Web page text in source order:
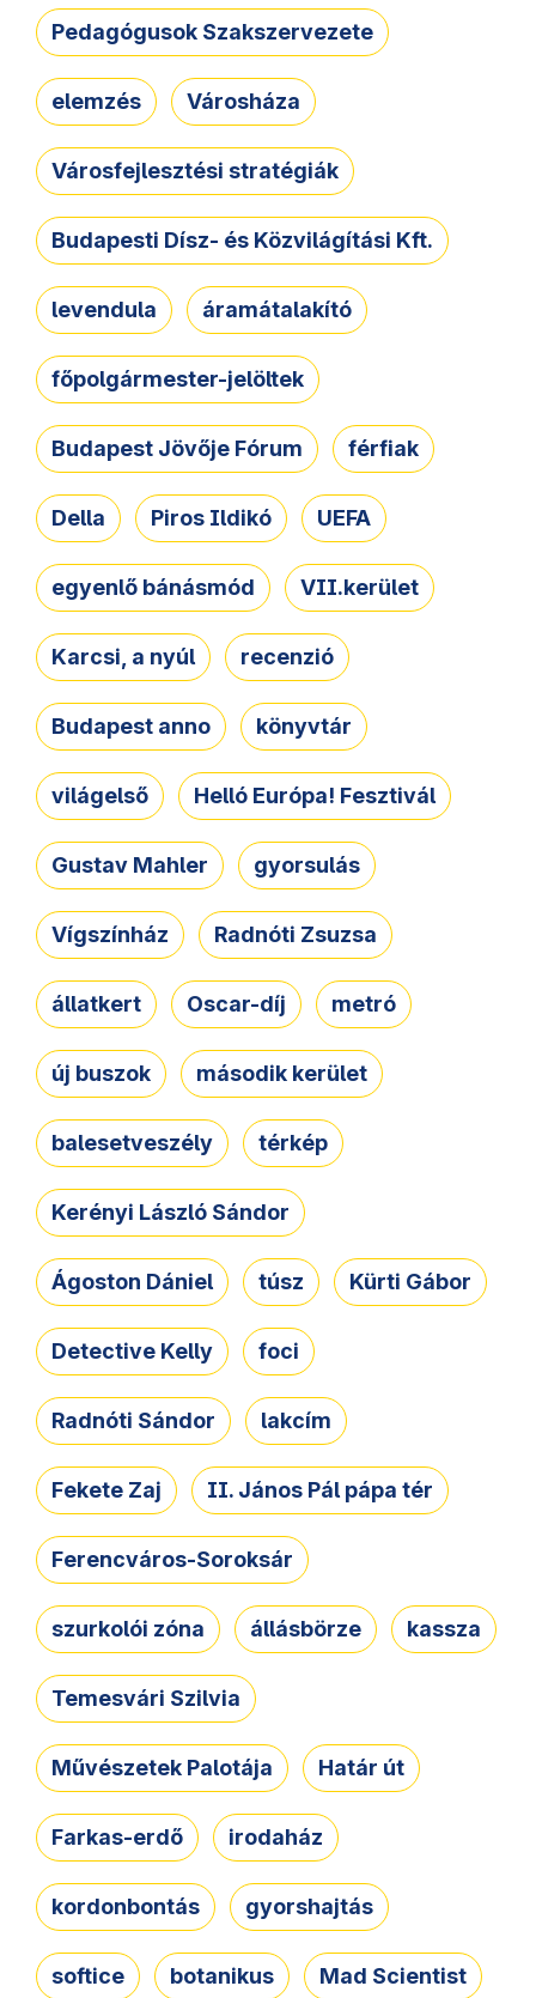
Pedagógusok Szakszervezete
elemzés Városháza
Városfejlesztési stratégiák
Budapesti Dísz- és Közvilágítási Kft.
levendula áramátalakító
főpolgármester-jelöltek
Budapest Jövője Fórum férfiak
Della Piros Ildikó UEFA
egyenlő bánásmód VII.kerület
Karcsi, a nyúl recenzió
Budapest anno könyvtár
világelső Helló Európa! Fesztivál
Gustav Mahler gyorsulás
Vígszínház Radnóti Zsuzsa
állatkert Oscar-díj metró
új buszok második kerület
balesetveszély térkép
Kerényi László Sándor
Ágoston Dániel túsz Kürti Gábor
Detective Kelly foci
Radnóti Sándor lakcím
Fekete Zaj II. János Pál pápa tér
Ferencváros-Soroksár
szurkolói zóna állásbörze kassza
Temesvári Szilvia
Művészetek Palotája Határ út
Farkas-erdő irodaház
kordonbontás gyorshajtás
softice botanikus Mad Scientist